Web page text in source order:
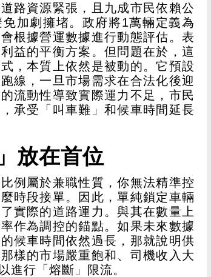
路資源緊張，且九成市民依賴公
加劇擁堵。政府將1萬輛定義為
根據營運數據進行動態評估。表
益的平衡方案。但問題在於，這
，本質上依然是被動的。它預設
線，一旦市場需求在合法化後迎
流動性導致實際運力不足，市民
承受「叫車難」和候車時間延長
放在首位
例屬於兼職性質，你無法精準控
時段接單。因此，單純鎖定車輛
實際的道路運力。與其在數量上
作為調控的錨點。如果未來數據
候車時間依然過長，那就說明供
樣的市場嚴重飽和、司機收入大
進行「熔斷」限流。